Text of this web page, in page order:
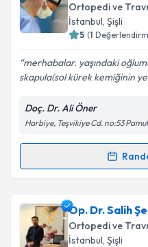
Ortopedi ve
İstanbul, Şişli
5 (1
merhabalar. yaşındaki
skapula(sol kürek kemiğinin
Doç. Dr. Ali Öner
Harbiye, Teşvikiye Cd. no:53
Randevu Takvimi
Doç. Dr. Ali Öneriçin
oluşturun. Size bu
takvim
Op. Dr. Salih
Ortopedi ve
İstanbul, Şişli